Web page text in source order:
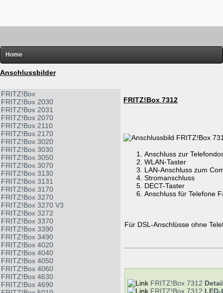
Home
FRITZ!
Hardware
Software
Links
Diverses
Anschlussbilder
FRITZ!Box
FRITZ!Box 2030
FRITZ!Box 2031
FRITZ!Box 2070
FRITZ!Box 2110
FRITZ!Box 2170
FRITZ!Box 3020
FRITZ!Box 3030
FRITZ!Box 3050
FRITZ!Box 3070
FRITZ!Box 3130
FRITZ!Box 3131
FRITZ!Box 3170
FRITZ!Box 3270
FRITZ!Box 3270 V3
FRITZ!Box 3272
FRITZ!Box 3370
FRITZ!Box 3390
FRITZ!Box 3490
FRITZ!Box 4020
FRITZ!Box 4040
FRITZ!Box 4050
FRITZ!Box 4060
FRITZ!Box 4630
FRITZ!Box 4690
FRITZ!Box 7312
Anschluss zur
WLAN-Taster
LAN-Anschluss zum
Stromanschluss
DECT-Taster
Anschluss für Telefone
Für DSL-Anschlüsse ohne
FRITZ!Box 7312
FRITZ!Box 7312